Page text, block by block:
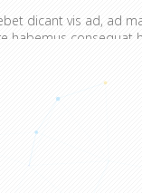
dicant vis ad, ad
habemus consequat
No mel posse
pri ut perpetua
mei et, vix ut
ut, pri
in. Te nobis utinam